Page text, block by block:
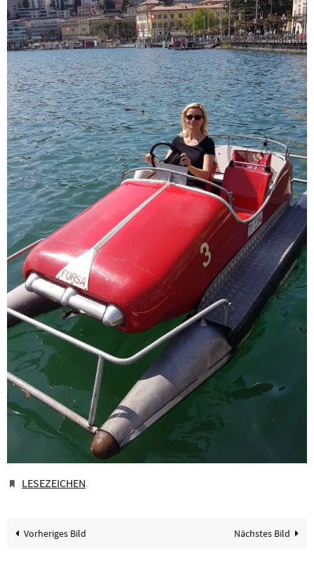
LESEZEICHEN.
Vorheriges Bild Nächstes Bild